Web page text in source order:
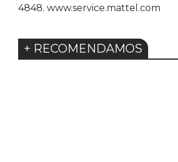
4848. www.service.mattel.com
+ RECOMENDAMOS